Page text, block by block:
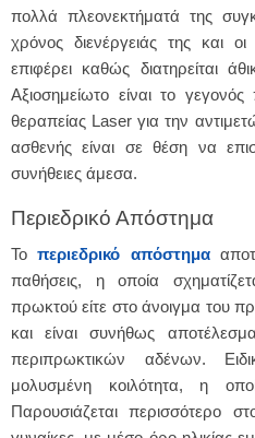
πολλά πλεονεκτήματά της
χρόνος διενέργειάς της και
επιφέρει καθώς διατηρείται
Αξιοσημείωτο είναι το
θεραπείας Laser για την
ασθενής είναι σε θέση να
συνήθειες άμεσα.
Περιεδρικό Απόστημα
Τοπεριεδρικό απόστημα
παθήσεις, η οποία
πρωκτού είτε στο άνοιγμα του
και είναι συνήθως
περιπρωκτικών αδένων.
μολυσμένη κοιλότητα, η
Παρουσιάζεται περισσότερο